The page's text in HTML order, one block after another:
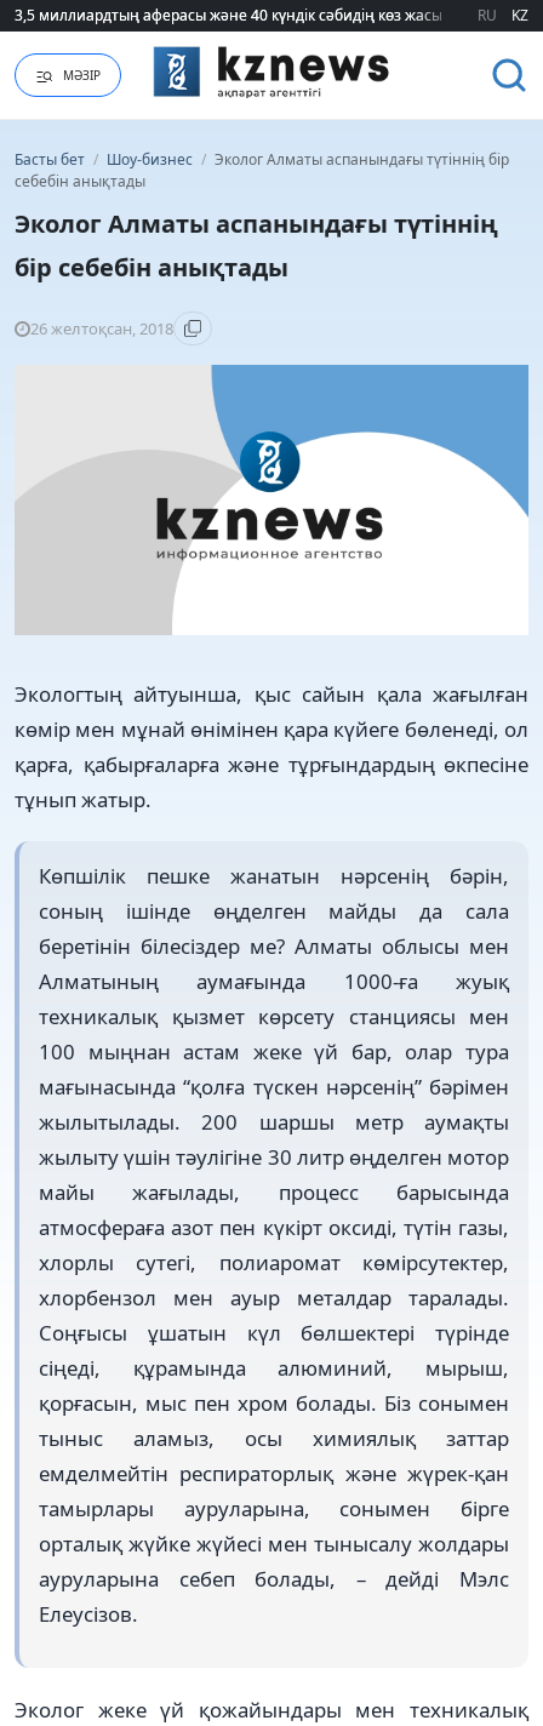
3,5 миллиардтың аферасы және 40 күндік сәбидің көз жасы:
3,5 миллиардтың аферасы және 40 күндік сәбидің көз жасы: RU KZ
МӘЗІР
Басты бет / Шоу-бизнес / Эколог Алматы аспанындағы түтіннің бір
себебін анықтады
Эколог Алматы аспанындағы түтіннің
бір себебін анықтады
26 желтоқсан, 2018
Экологтың айтуынша, қыс сайын қала жағылған
көмір мен мұнай өнімінен қара күйеге бөленеді, ол
қарға, қабырғаларға және тұрғындардың өкпесіне
тұнып жатыр.
Көпшілік пешке жанатын нәрсенің бәрін,
соның ішінде өңделген майды да сала
беретінін білесіздер ме? Алматы облысы мен
Алматының аумағында 1000-ға жуық
техникалық қызмет көрсету станциясы мен
100 мыңнан астам жеке үй бар, олар тура
мағынасында “қолға түскен нәрсенің” бәрімен
жылытылады. 200 шаршы метр аумақты
жылыту үшін тәулігіне 30 литр өңделген мотор
майы жағылады, процесс барысында
атмосфераға азот пен күкірт оксиді, түтін газы,
хлорлы сутегі, полиаромат көмірсутектер,
хлорбензол мен ауыр металдар таралады.
Соңғысы ұшатын күл бөлшектері түрінде
сіңеді, құрамында алюминий, мырыш,
қорғасын, мыс пен хром болады. Біз сонымен
тыныс аламыз, осы химиялық заттар
емделмейтін респираторлық және жүрек-қан
тамырлары ауруларына, сонымен бірге
орталық жүйке жүйесі мен тынысалу жолдары
ауруларына себеп болады, – дейді Мэлс
Елеусізов.
Эколог жеке үй қожайындары мен техникалық